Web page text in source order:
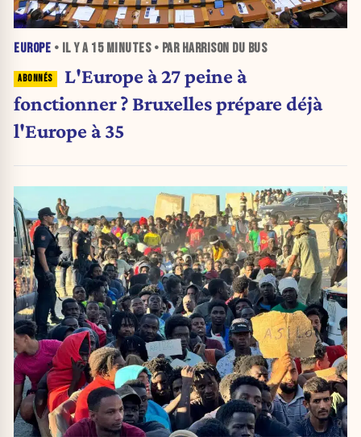
EUROPE • IL Y A 15 MINUTES• PAR HARRISON DU BUS
L'Europe à 27 peine à
fonctionner ? Bruxelles prépare déjà
l'Europe à 35